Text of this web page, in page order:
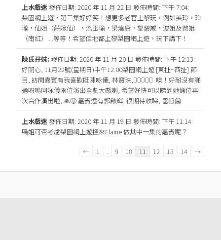
上水戲迷發佈日期: 2020 年 11 月 22 日 發佈時間: 下午 7:04:
梨園網上遊，第三集好好笑！想更多老官上黎玩，例如美玲，玲
瓏，仙姐（莊婉仙），溫玉瑜，梁煒康，黎耀威，波姐及微姐
（南紅）....等等！希望佢地都上黎梨園網上遊，玩下講下！
陳氏孖妹:發佈日期: 2020 年 11 月 20 日 發佈時間: 下午 12:13:
好開心, 11月22號(星期日)中午12:00梨園網上遊 [東扯~西扯] 節
目, 訪問嘉賓有我喜歡既陳咏儀, 林寶珠,👍🏻👏🏻😃 .唉！好耐沒有睇
過呀嗚同咏儀兩位演出全劇大戲喇, 希望好快可以睇到她倆位再
次合作演出啦, 🙏😛 嘉賓還有郭啟輝, 很期待收睇, 👏🏻🤗
上水戲迷發佈日期: 2020 年 11 月 19 日 發佈時間: 下午 11:14:
嗚姐可否考慮梨園網上遊搵來Elaine 做其中一集的嘉賓呢？
訪
留
← 1 ... 9 10 11 12 13 14 →